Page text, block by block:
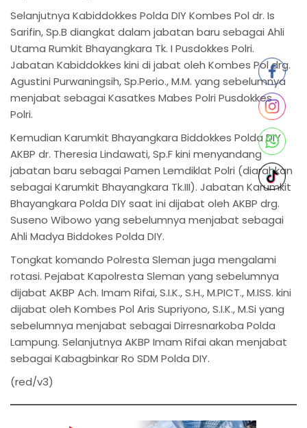
Selanjutnya Kabiddokkes Polda DIY Kombes Pol dr. Is
Sarifin, Sp.B diangkat dalam jabatan baru sebagai Ahli
Utama Rumkit Bhayangkara Tk. I Pusdokkes Polri.
Jabatan Kabiddokkes kini di jabat oleh Kombes Pol drg.
Agustini Purwaningsih, Sp.Perio., M.M. yang sebelumnya
menjabat sebagai Kasatkes Mabes Polri Pusdokkes
Polri.
Kemudian Karumkit Bhayangkara Biddokkes Polda DIY
AKBP dr. Theresia Lindawati, Sp.F kini menyandang
jabatan baru sebagai Pamen Lemdiklat Polri (diarahkan
sebagai Karumkit Bhayangkara Tk.III). Jabatan Karumkit
Bhayangkara Polda DIY saat ini dijabat oleh AKBP drg.
Suseno Wibowo yang sebelumnya menjabat sebagai
Ahli Madya Biddokes Polda DIY.
Tongkat komando Polresta Sleman juga mengalami
rotasi. Pejabat Kapolresta Sleman yang sebelumnya
dijabat AKBP Ach. Imam Rifai, S.I.K., S.H., M.PICT., M.ISS. kini
dijabat oleh Kombes Pol Aris Supriyono, S.I.K., M.Si yang
sebelumnya menjabat sebagai Dirresnarkoba Polda
Lampung. Selanjutnya AKBP Imam Rifai akan menjabat
sebagai Kabagbinkar Ro SDM Polda DIY.
(red/v3)